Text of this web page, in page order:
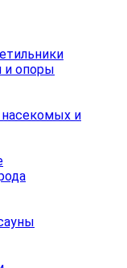
и опоры
и